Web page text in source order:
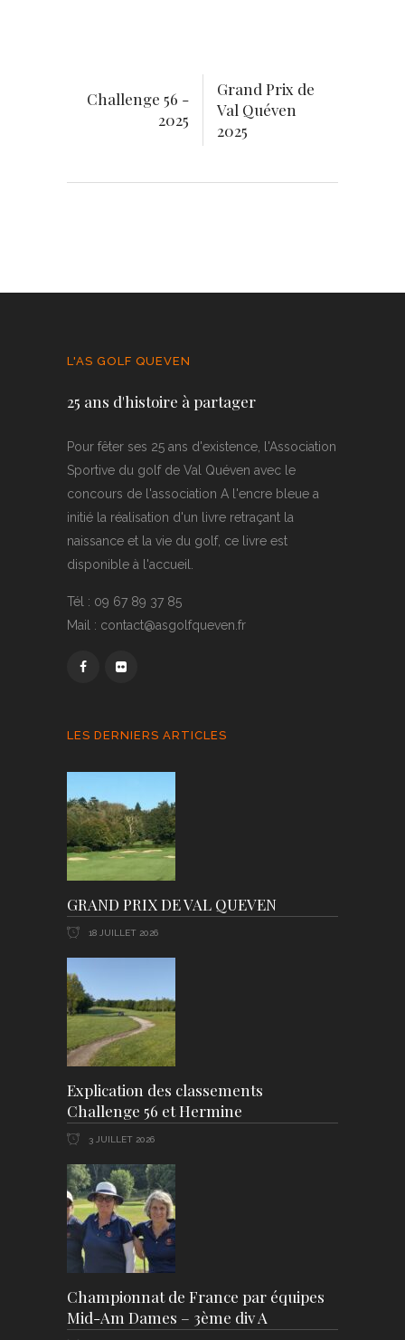
Challenge 56 -
2025
Grand Prix de
Val Quéven
2025
L'AS GOLF QUEVEN
25 ans d'histoire à partager
Pour fêter ses 25 ans d'existence, l'Association
Sportive du golf de Val Quéven avec le
concours de l'association A l'encre bleue a
initié la réalisation d'un livre retraçant la
naissance et la vie du golf, ce livre est
disponible à l'accueil.
Tél : 09 67 89 37 85
Mail : contact@asgolfqueven.fr
LES DERNIERS ARTICLES
GRAND PRIX DE VAL QUEVEN
18 JUILLET 2026
Explication des classements
Challenge 56 et Hermine
3 JUILLET 2026
Championnat de France par équipes
Mid-Am Dames – 3ème div A